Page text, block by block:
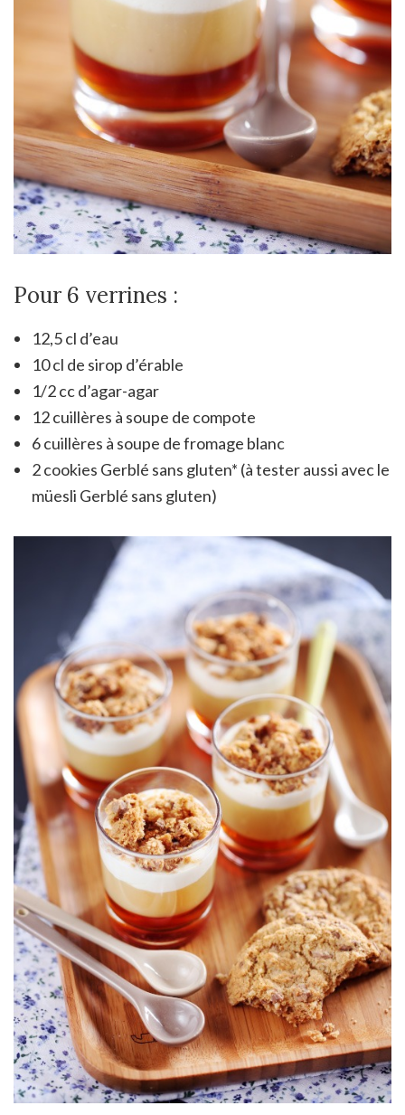
Pour 6 verrines :
12,5 cl d’eau
10 cl de sirop d’érable
1/2 cc d’agar-agar
12 cuillères à soupe de compote
6 cuillères à soupe de fromage blanc
2 cookies Gerblé sans gluten* (à tester aussi avec le
müesli Gerblé sans gluten)